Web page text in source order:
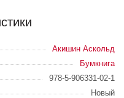
Акишин Аскольд
Бумкнига
978-5-906331-02-1
Новый